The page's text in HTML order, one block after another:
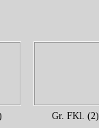
Gr. FKl. (2)